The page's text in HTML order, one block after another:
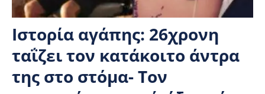
Ιστορία αγάπης: 26χρονη
ταΐζει τον κατάκοιτο άντρα
της στο στόμα- Τον